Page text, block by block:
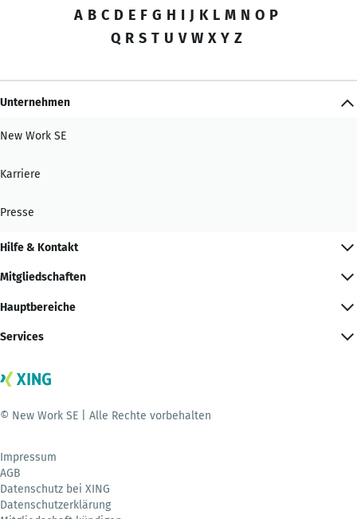
A B C D E F G H I J K L M N O P
Q R S T U V W X Y Z
Unternehmen
New Work SE
Karriere
Presse
Hilfe & Kontakt
Mitgliedschaften
Hauptbereiche
Services
© New Work SE | Alle Rechte vorbehalten
Impressum
AGB
Datenschutz bei XING
Datenschutzerklärung